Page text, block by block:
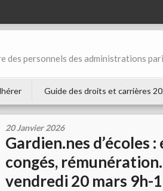
des personnels des administrations
Guide des droits et carrières
20 Janvier 2026
Gardien.nes d’écoles
congés,
vendredi 20 mars 9h-